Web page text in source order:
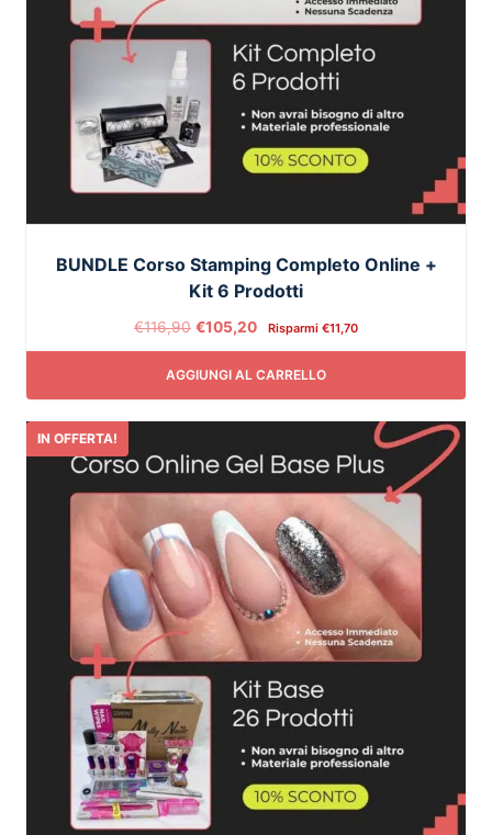
BUNDLE Corso Stamping Completo Online +
Kit 6 Prodotti
€116,90 €105,20 Risparmi €11,70
AGGIUNGI AL CARRELLO
IN OFFERTA!